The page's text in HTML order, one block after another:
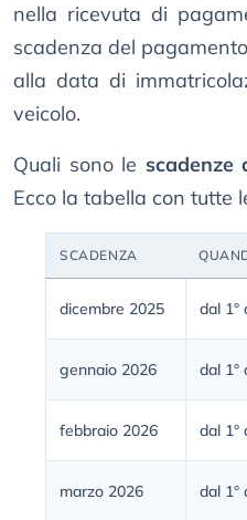
nella ricevuta di
scadenza del
alla data di
veicolo.
Quali sono le
Ecco la tabella con tutte
SCADENZA
dicembre 2025 dal 1°
gennaio 2026 dal 1°
febbraio 2026 dal 1°
marzo 2026 dal 1°